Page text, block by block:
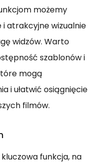
możemy
atrakcyjne wizualnie
widzów. Warto
szablonów i
mogą
i ułatwić osiągnięcie
filmów.
funkcja, na